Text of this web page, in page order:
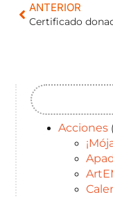
ANTERIOR
Certificado
Acciones